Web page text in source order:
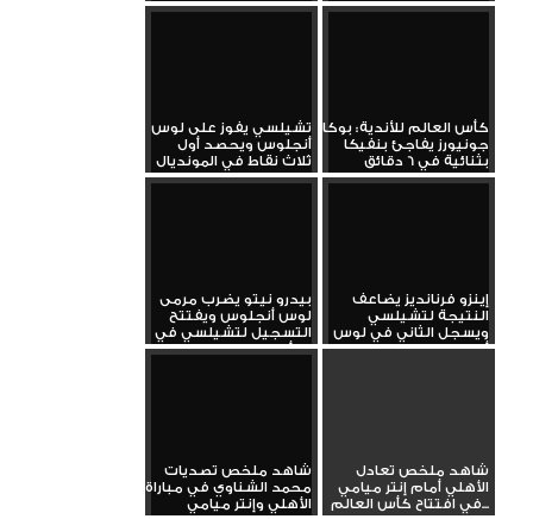
كأس العالم للأندية: بوكا
جونيورز يفاجئ بنفيكا
بثنائية في 6 دقائق
تشيلسي يفوز على لوس
أنجلوس ويحصد أول
ثلاث نقاط في المونديال
إينزو فرنانديز يضاعف
النتيجة لتشيلسي
ويسجل الثاني في لوس
أنجلوس
بيدرو نيتو يضرب مرمى
لوس أنجلوس ويفتتح
التسجيل لتشيلسي في
كأس...
شاهد ملخص تعادل
الأهلي أمام إنتر ميامي
في افتتاح كأس العالم...
شاهد ملخص تصديات
محمد الشناوي في مباراة
الأهلي وإنتر ميامي